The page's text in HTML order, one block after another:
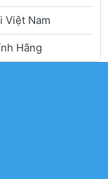
Việt Nam
Hãng